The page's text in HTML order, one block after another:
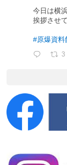
今日は横
挨拶させ
#原爆資料
3